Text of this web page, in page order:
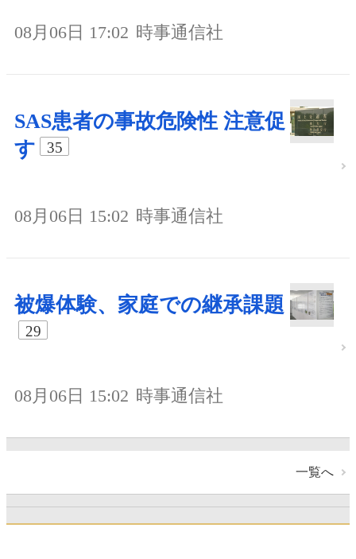
08月06日 17:02 時事通信社
SAS患者の事故危険性 注意促
す
35
08月06日 15:02 時事通信社
被爆体験、家庭での継承課題
29
08月06日 15:02 時事通信社
一覧へ